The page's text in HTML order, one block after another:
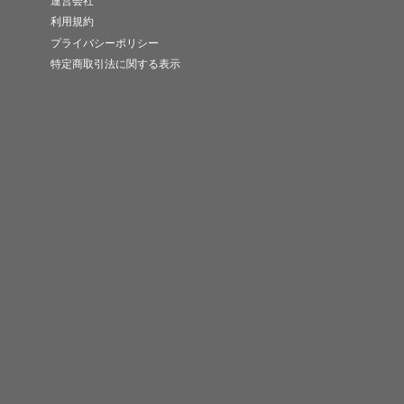
利用規約
プライバシーポリシー
特定商取引法に関する表示